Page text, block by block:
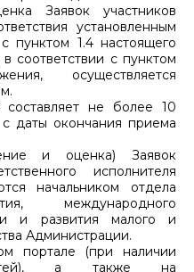
Заявок участников
установленным
пунктом 1.4 настоящего
соответствии с пунктом
осуществляется
составляет не более 10
даты окончания приема
и оценка) Заявок
исполнителя
начальником отдела
международного
и развития малого и
Администрации.
портале (при наличии
а также на